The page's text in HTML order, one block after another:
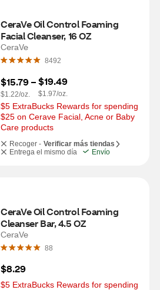
CeraVe Oil Control Foaming
Facial Cleanser, 16 OZ
CeraVe
8492
$15.79 –
$1.22/oz.
$19.49
$1.97/oz.
$5 ExtraBucks Rewards for spending
$25 on Cerave Facial, Acne or Baby
Care products
Recoger - Verificar más tiendas
Entrega el mismo día
Envío
CeraVe Oil Control Foaming
Cleanser Bar, 4.5 OZ
CeraVe
88
$8.29
$5 ExtraBucks Rewards for spending